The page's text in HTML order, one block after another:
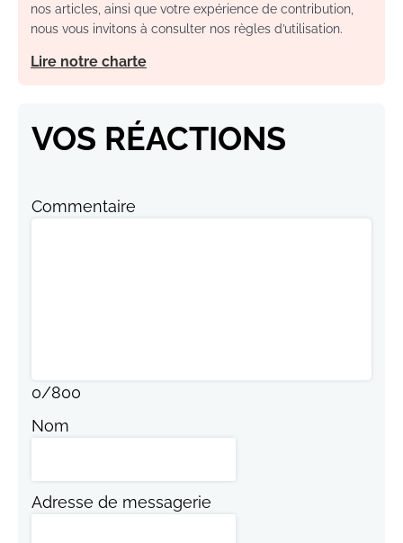
nos articles, ainsi que votre expérience de contribution,
nous vous invitons à consulter nos règles d’utilisation.
Lire notre charte
VOS RÉACTIONS
Commentaire
0/800
Nom
Adresse de messagerie